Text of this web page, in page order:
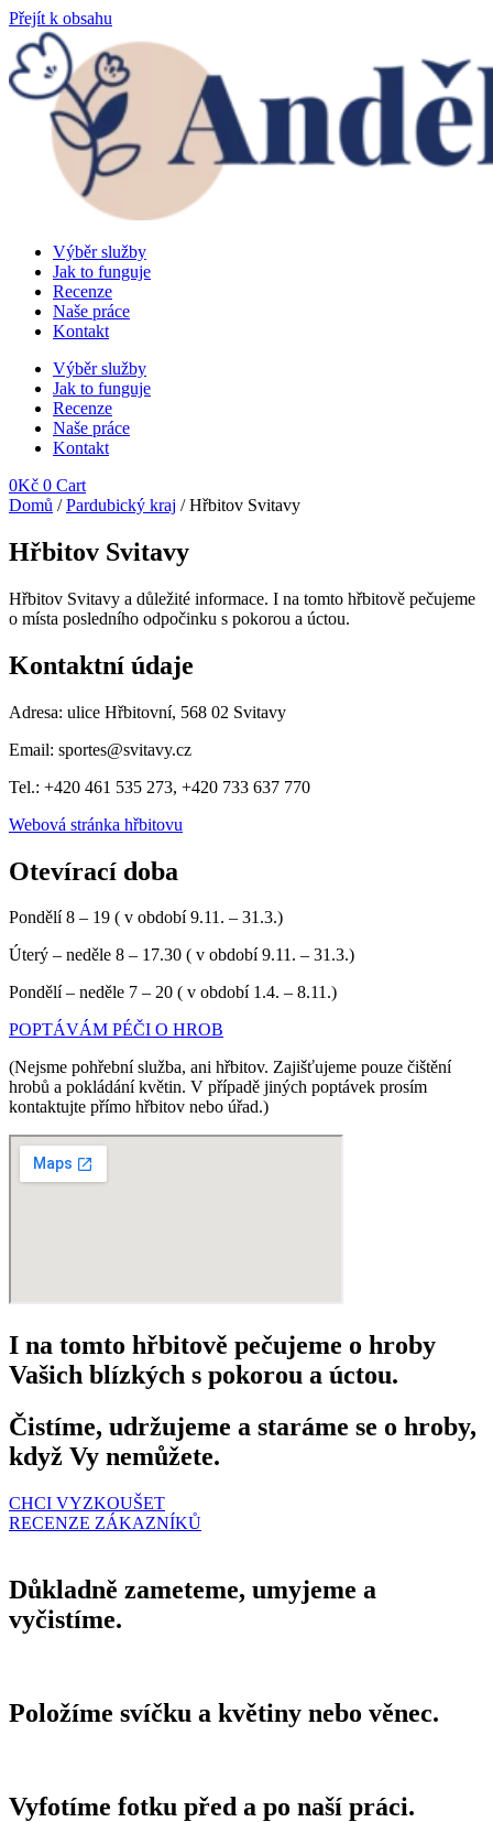
Přejít k obsahu
Výběr služby
Jak to funguje
Recenze
Naše práce
Kontakt
Výběr služby
Jak to funguje
Recenze
Naše práce
Kontakt
0Kč 0 Cart
Domů /Pardubický kraj / Hřbitov Svitavy
Hřbitov Svitavy
Hřbitov Svitavy a důležité informace. I na tomto hřbitově pečujeme
o místa posledního odpočinku s pokorou a úctou.
Kontaktní údaje
Adresa: ulice Hřbitovní, 568 02 Svitavy
Email: sportes@svitavy.cz
Tel.: +420 461 535 273, +420 733 637 770
Webová stránka hřbitovu
Otevírací doba
Pondělí 8 – 19 ( v období 9.11. – 31.3.)
Úterý – neděle 8 – 17.30 ( v období 9.11. – 31.3.)
Pondělí – neděle 7 – 20 ( v období 1.4. – 8.11.)
POPTÁVÁM PÉČI O HROB
(Nejsme pohřební služba, ani hřbitov. Zajišťujeme pouze čištění
hrobů a pokládání květin. V případě jiných poptávek prosím
kontaktujte přímo hřbitov nebo úřad.)
I na tomto hřbitově pečujeme o hroby
Vašich blízkých s pokorou a úctou.
Čistíme, udržujeme a staráme se o hroby,
když Vy nemůžete.
CHCI VYZKOUŠET
RECENZE ZÁKAZNÍKŮ
Důkladně zameteme, umyjeme a
vyčistíme.
Položíme svíčku a květiny nebo věnec.
Vyfotíme fotku před a po naší práci.